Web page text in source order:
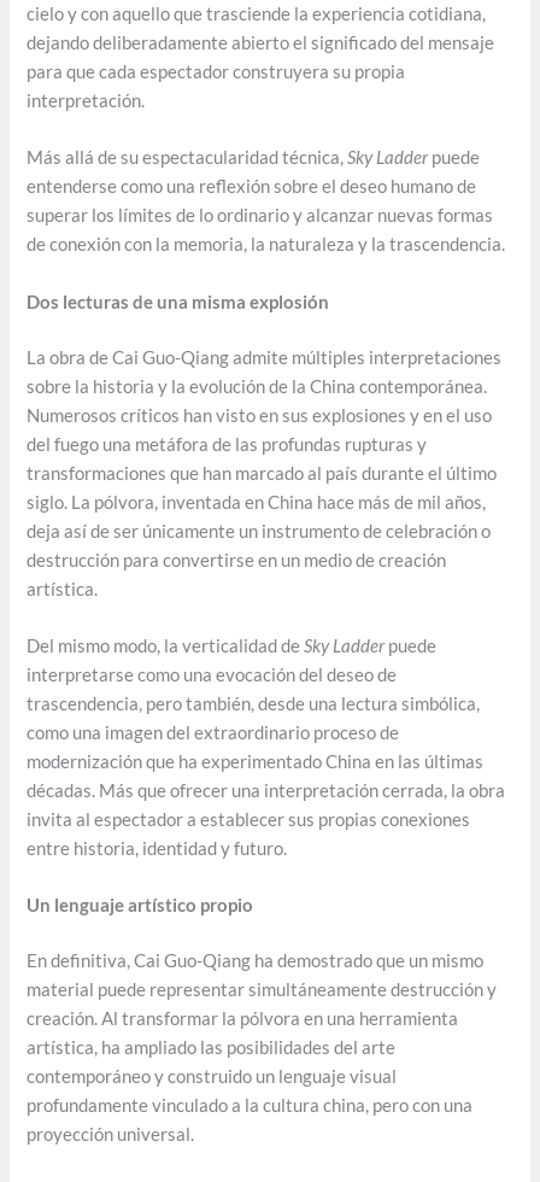
cielo y con aquello que trasciende la experiencia cotidiana,
dejando deliberadamente abierto el significado del mensaje
para que cada espectador construyera su propia
interpretación.
Más allá de su espectacularidad técnica,Sky Ladderpuede
entenderse como una reflexión sobre el deseo humano de
superar los límites de lo ordinario y alcanzar nuevas formas
de conexión con la memoria, la naturaleza y la trascendencia.
Dos lecturas de una misma explosión
La obra de Cai Guo-Qiang admite múltiples interpretaciones
sobre la historia y la evolución de la China contemporánea.
Numerosos críticos han visto en sus explosiones y en el uso
del fuego una metáfora de las profundas rupturas y
transformaciones que han marcado al país durante el último
siglo. La pólvora, inventada en China hace más de mil años,
deja así de ser únicamente un instrumento de celebración o
destrucción para convertirse en un medio de creación
artística.
Del mismo modo, la verticalidad deSky Ladderpuede
interpretarse como una evocación del deseo de
trascendencia, pero también, desde una lectura simbólica,
como una imagen del extraordinario proceso de
modernización que ha experimentado China en las últimas
décadas. Más que ofrecer una interpretación cerrada, la obra
invita al espectador a establecer sus propias conexiones
entre historia, identidad y futuro.
Un lenguaje artístico propio
En definitiva, Cai Guo-Qiang ha demostrado que un mismo
material puede representar simultáneamente destrucción y
creación. Al transformar la pólvora en una herramienta
artística, ha ampliado las posibilidades del arte
contemporáneo y construido un lenguaje visual
profundamente vinculado a la cultura china, pero con una
proyección universal.